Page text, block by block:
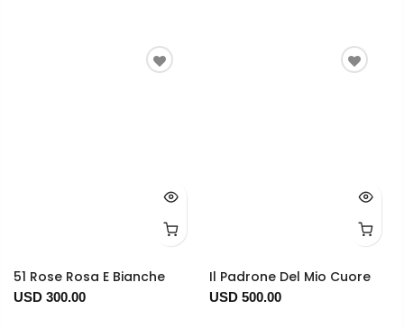
51 Rose Rosa E Bianche
USD 300.00
Il Padrone Del Mio Cuore
USD 500.00